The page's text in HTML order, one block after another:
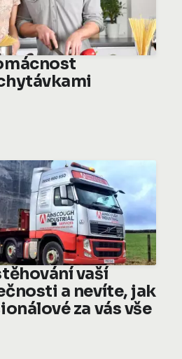
vaší
a nevíte, jak
za vás vše